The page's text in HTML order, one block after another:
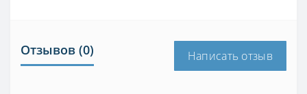
Отзывов (0) Написать отзыв